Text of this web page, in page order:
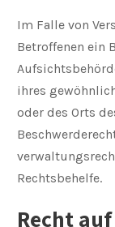
Im Falle von
Betroffenen ein
ihres
oder des Orts
Rechtsbehelfe.
Recht